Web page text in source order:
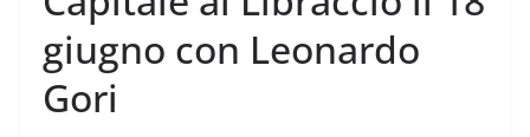
giugno con Leonardo
Gori